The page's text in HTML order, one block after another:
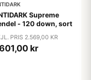
Supreme
- 120 down, sort
PRIS 2.569,00 KR
kr